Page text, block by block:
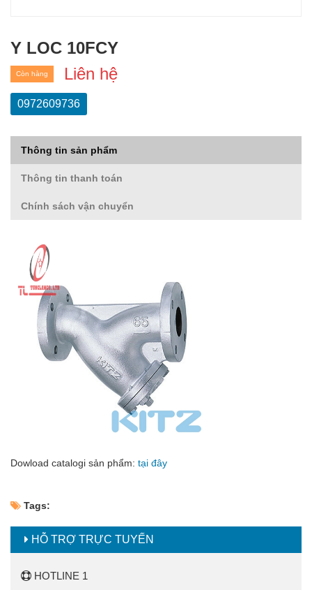
Y LOC 10FCY
Liên hệ
Còn hàng
0972609736
Thông tin sản phẩm
Thông tin thanh toán
Chính sách vận chuyển
Dowload catalogi sản phẩm: tại đây
Tags:
HỖ TRỢ TRỰC TUYẾN
HOTLINE 1